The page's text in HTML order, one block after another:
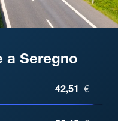
a Seregno
DI
42,51 €